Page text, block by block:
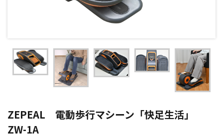
ZEPEAL 電動歩行マシーン「快足生活」
ZW-1A